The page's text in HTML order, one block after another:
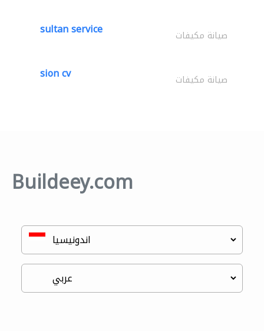
sultan service صيانة مكيفات
sion cv صيانة مكيفات
Buildeey.com